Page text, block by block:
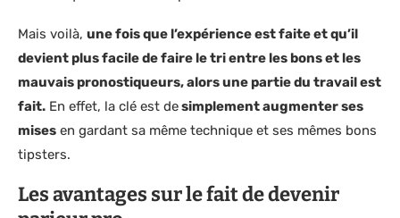
Mais voilà, une fois que l’expérience est faite et qu’il
devient plus facile de faire le tri entre les bons et les
mauvais pronostiqueurs, alors une partie du travail est
fait. En effet, la clé est desimplement augmenter ses
mises en gardant sa même technique et ses mêmes bons
tipsters.
Les avantages sur le fait de devenir